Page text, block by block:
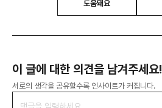
도움돼요
이 글에 대한 의견을 남겨주세요!
서로의 생각을 공유할수록 인사이트가 커집니다.